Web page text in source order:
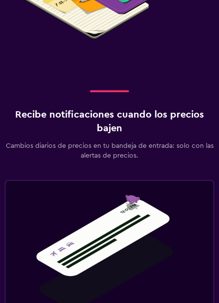
Recibe notificaciones cuando los precios
bajen
Cambios diarios de precios en tu bandeja de entrada: solo con las
alertas de precios.